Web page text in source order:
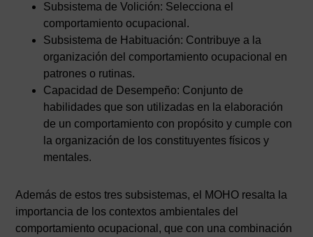
Subsistema de Volición: Selecciona el
comportamiento ocupacional.
Subsistema de Habituación: Contribuye a la
organización del comportamiento ocupacional en
patrones o rutinas.
Capacidad de Desempeño: Conjunto de
habilidades que son utilizadas en la elaboración
de un comportamiento con propósito y cumple con
la organización de los constituyentes físicos y
mentales.
Además de estos tres subsistemas, el MOHO resalta la
importancia de los contextos ambientales del
comportamiento ocupacional, que con una combinación